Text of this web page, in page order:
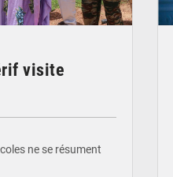
visite
ne se résument